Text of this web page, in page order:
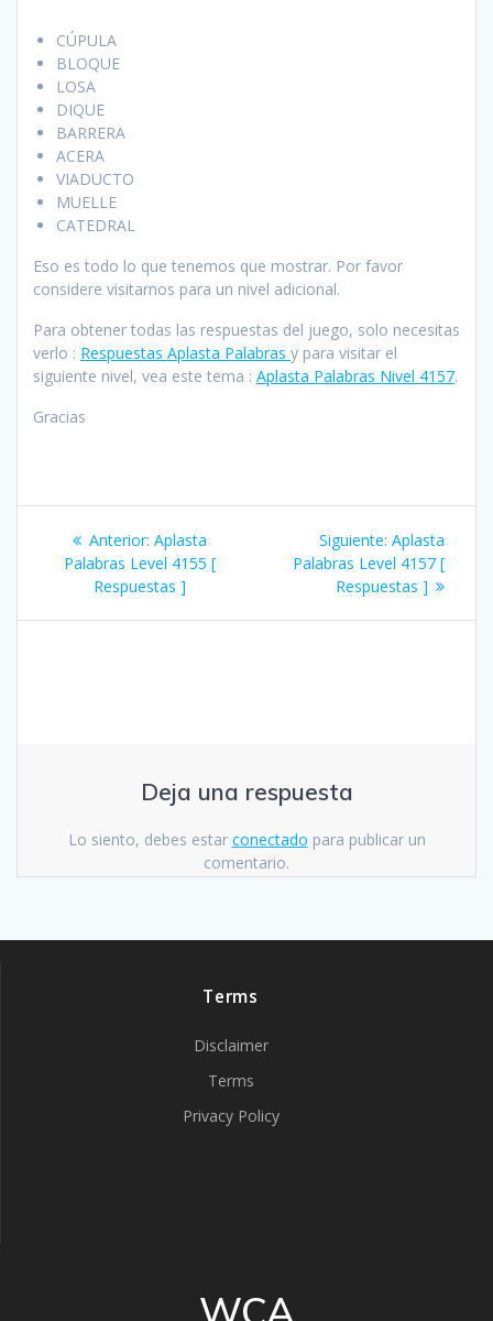
CÚPULA
BLOQUE
LOSA
DIQUE
BARRERA
ACERA
VIADUCTO
MUELLE
CATEDRAL
Eso es todo lo que tenemos que mostrar. Por favor
considere visitarnos para un nivel adicional.
Para obtener todas las respuestas del juego, solo necesitas
verlo : Respuestas Aplasta Palabras y para visitar el
siguiente nivel, vea este tema : Aplasta Palabras Nivel 4157.
Gracias
Navegación
entradas
Anterior: Entrada
anterior:
Aplasta
Palabras Level 4155 [
Respuestas ]
Siguiente: Siguiente
entrada:
Aplasta
Palabras Level 4157 [
Respuestas ]
Deja una respuesta
Lo siento, debes estar conectado para publicar un
comentario.
Terms
Disclaimer
Terms
Privacy Policy
WCA